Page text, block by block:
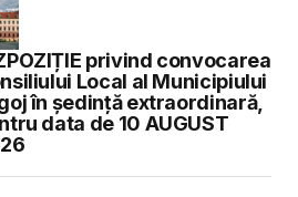
privind convocarea
Local al Municipiului
în şedinţă extraordinară,
data de 10 AUGUST